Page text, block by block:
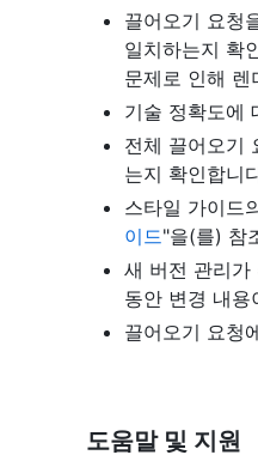
끌어오기 요청
일치하는지 확
문제로 인해
기술 정확도에
전체 끌어오기
는지 확인합니
스타일 가이드
이드"을(를) 참
새 버전 관리가
동안 변경 내용
끌어오기 요청
도움말 및 지원